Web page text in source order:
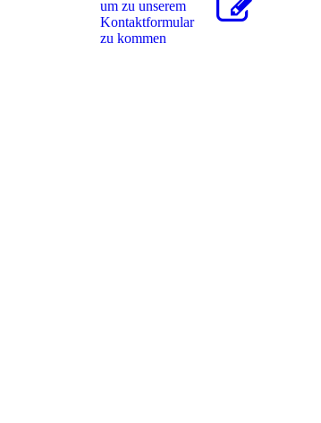
um zu unserem
Kon­takt­for­mu­lar
zu kommen